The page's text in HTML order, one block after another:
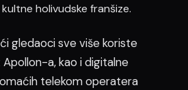
holivudske franšize.
gledaoci sve više koriste
a, kao i digitalne
telekom operatera